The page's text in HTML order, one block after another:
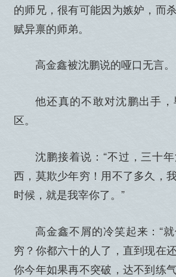
的师兄，很有可能因为嫉妒，而
赋异禀的师弟。
高金鑫被沈鹏说的哑口无言。
他还真的不敢对沈鹏出手
区。
沈鹏接着说：“不过，三十
西，莫欺少年穷！用不了多久，
时候，就是我宰你了。”
高金鑫不屑的冷笑起来：“
穷？你都六十的人了，直到现在
你今年如果再不突破，达不到练